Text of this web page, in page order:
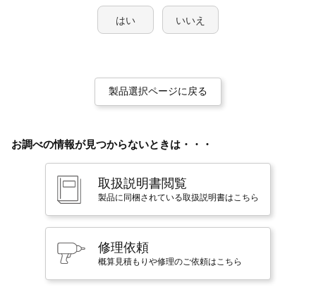
はい いいえ
製品選択ページに戻る
お調べの情報が見つからないときは・・・
取扱説明書閲覧
製品に同梱されている取扱説明書はこちら
修理依頼
概算見積もりや修理のご依頼はこちら